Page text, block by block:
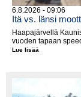
6.8.2026 - 09:06
Itä vs. länsi
Haapajärvellä
vuoden tapaan
Lue lisää